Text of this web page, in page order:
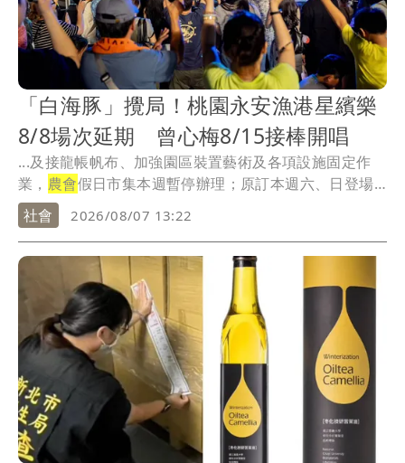
「白海豚」攪局！桃園永安漁港星繽樂
8/8場次延期 曾心梅8/15接棒開唱
...及接龍帳帆布、加強園區裝置藝術及各項設施固定作
業， 農會假日市集本週暫停辦理；原訂本週六、日登場
的原住...
社會 2026/08/07 13:22